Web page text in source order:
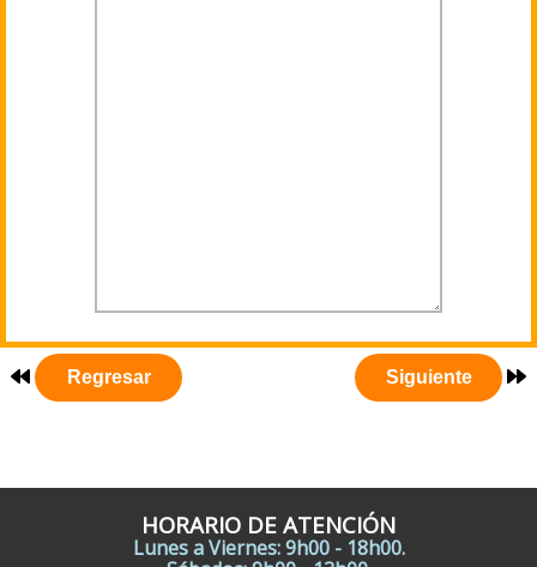
HORARIO DE ATENCIÓN
Lunes a Viernes: 9h00 - 18h00.